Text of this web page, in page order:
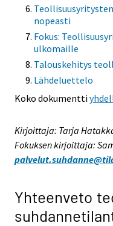
nopeasti
Fokus:
ulkomaille
Talouskehitys
Lähdeluettelo
Koko dokumentti
Kirjoittaja: Tarja
Fokuksen kirjoittaja:
Yhteenveto